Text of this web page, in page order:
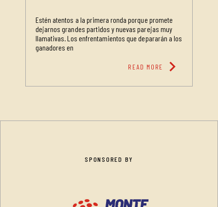
Estén atentos a la primera ronda porque promete
dejarnos grandes partidos y nuevas parejas muy
llamativas. Los enfrentamientos que depararán a los
ganadores en
READ MORE chevron_right
SPONSORED BY